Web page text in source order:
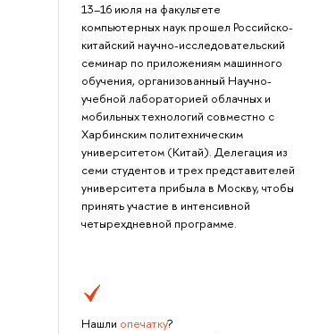
13–16 июля на факультете
компьютерных наук прошел Российско-
китайский научно-исследовательский
семинар по приложениям машинного
обучения, организованный Научно-
учебной лабораторией облачных и
мобильных технологий совместно с
Харбинским политехническим
университетом (Китай). Делегация из
семи студентов и трех представителей
университета прибыла в Москву, чтобы
принять участие в интенсивной
четырехдневной программе.
Нашли опечатку?